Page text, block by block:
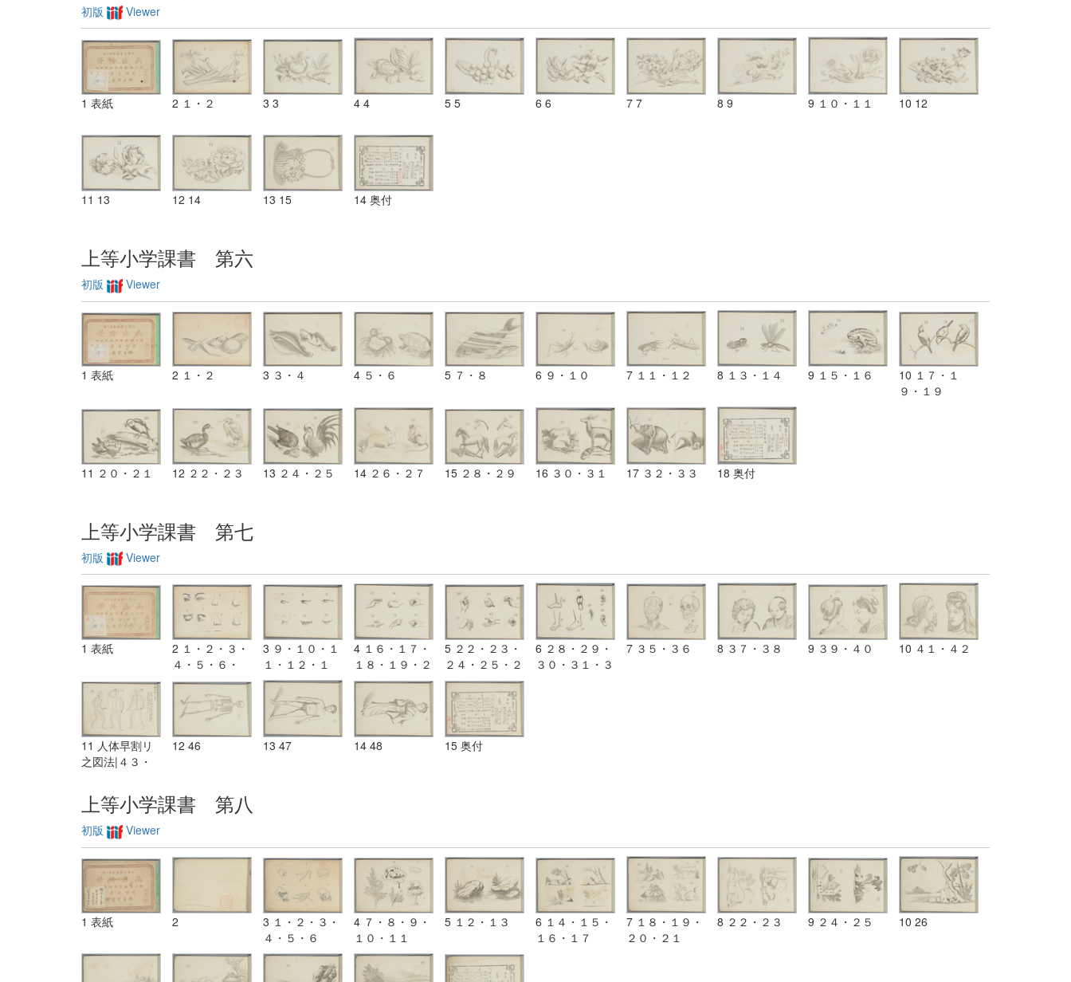
初版 Viewer
1 表紙 2 １・２ 3 3 4 4 5 5 6 6 7 7 8 9 9 １０・１１ 10 12
11 13 12 14 13 15 14 奥付
上等小学課書 第六
初版 Viewer
1 表紙 2 １・２ 3 ３・４ 4 ５・６ 5 ７・８ 6 ９・１０ 7 １１・１２ 8 １３・１４ 9 １５・１６
10 １７・１
９・１９
11 ２０・２１ 12 ２２・２３ 13 ２４・２５ 14 ２６・２７ 15 ２８・２９ 16 ３０・３１ 17 ３２・３３ 18 奥付
上等小学課書 第七
初版 Viewer
1 表紙
2 １・２・３・
４・５・６・
７・８
3 ９・１０・１
１・１２・１
３・１４
4 １６・１７・
１８・１９・２
０・２１
5 ２２・２３・
２４・２５・２
６・２７
6 ２８・２９・
３０・３１・３
7 ３５・３６ 8 ３７・３８ 9 ３９・４０ 10 ４１・４２
11 人体早割リ
之図法|４３・
12 46 13 47 14 48 15 奥付
上等小学課書 第八
初版 Viewer
1 表紙 2
3 １・２・３・
４・５・６
4 ７・８・９・
１０・１１
5 １２・１３
6 １４・１５・
１６・１７
7 １８・１９・
２０・２１
8 ２２・２３ 9 ２４・２５ 10 26